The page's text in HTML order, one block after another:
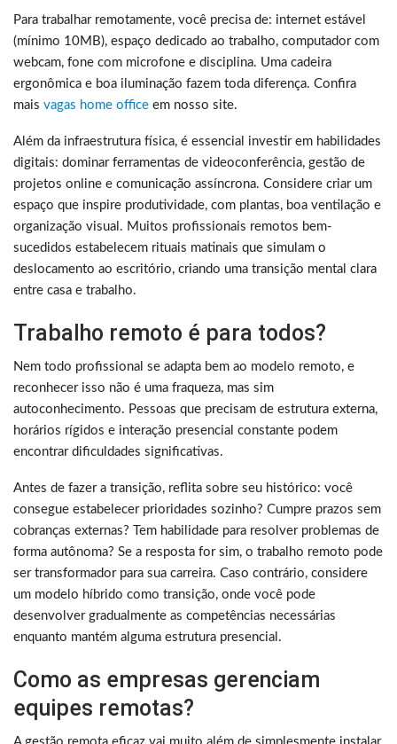
Para trabalhar remotamente, você precisa de: internet estável
(mínimo 10MB), espaço dedicado ao trabalho, computador com
webcam, fone com microfone e disciplina. Uma cadeira
ergonômica e boa iluminação fazem toda diferença. Confira
mais vagas home office em nosso site.
Além da infraestrutura física, é essencial investir em habilidades
digitais: dominar ferramentas de videoconferência, gestão de
projetos online e comunicação assíncrona. Considere criar um
espaço que inspire produtividade, com plantas, boa ventilação e
organização visual. Muitos profissionais remotos bem-
sucedidos estabelecem rituais matinais que simulam o
deslocamento ao escritório, criando uma transição mental clara
entre casa e trabalho.
Trabalho remoto é para todos?
Nem todo profissional se adapta bem ao modelo remoto, e
reconhecer isso não é uma fraqueza, mas sim
autoconhecimento. Pessoas que precisam de estrutura externa,
horários rígidos e interação presencial constante podem
encontrar dificuldades significativas.
Antes de fazer a transição, reflita sobre seu histórico: você
consegue estabelecer prioridades sozinho? Cumpre prazos sem
cobranças externas? Tem habilidade para resolver problemas de
forma autônoma? Se a resposta for sim, o trabalho remoto pode
ser transformador para sua carreira. Caso contrário, considere
um modelo híbrido como transição, onde você pode
desenvolver gradualmente as competências necessárias
enquanto mantém alguma estrutura presencial.
Como as empresas gerenciam
equipes remotas?